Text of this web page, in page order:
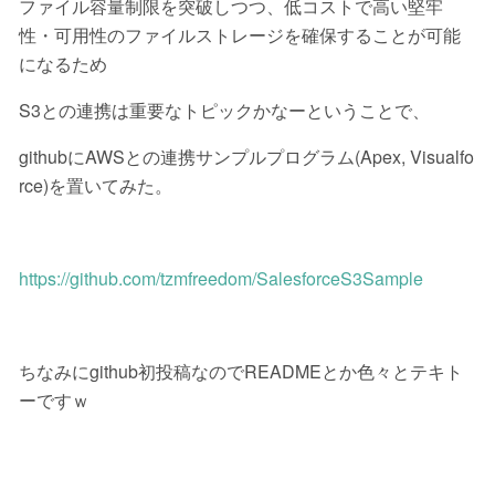
ファイル容量制限を突破しつつ、低コストで高い堅牢
性・可用性のファイルストレージを確保することが可能
になるため
S3との連携は重要なトピックかなーということで、
githubにAWSとの連携サンプルプログラム(Apex, Visualfo
rce)を置いてみた。
https://github.com/tzmfreedom/SalesforceS3Sample
ちなみにgithub初投稿なのでREADMEとか色々とテキト
ーですｗ